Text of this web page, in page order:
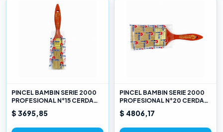
PINCEL BAMBIN SERIE 2000
PROFESIONAL N°15 CERDA
CHINA BLANCA
$ 3695,85
PINCEL BAMBIN SERIE 2000
PROFESIONAL N°20 CERDA
CHINA BLANCA
$ 4806,17